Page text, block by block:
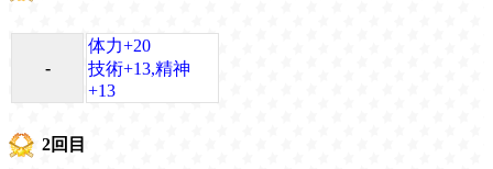
-
体力+20
技術+13,精神
+13
2回目